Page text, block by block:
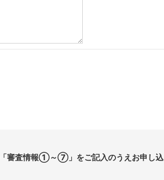
審査情報①～⑦」をご記入のうえお申し込